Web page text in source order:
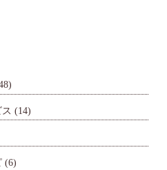
(14)
(6)